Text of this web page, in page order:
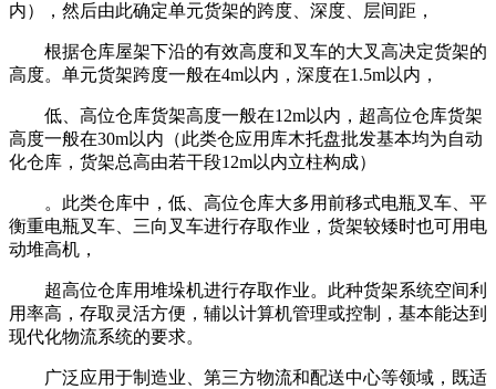
内），然后由此确定单元货架的跨度、深度、层间距，
根据仓库屋架下沿的有效高度和叉车的大叉高决定货架的
高度。单元货架跨度一般在4m以内，深度在1.5m以内，
低、高位仓库货架高度一般在12m以内，超高位仓库货架
高度一般在30m以内（此类仓应用库木托盘批发基本均为自动
化仓库，货架总高由若干段12m以内立柱构成）
。此类仓库中，低、高位仓库大多用前移式电瓶叉车、平
衡重电瓶叉车、三向叉车进行存取作业，货架较矮时也可用电
动堆高机，
超高位仓库用堆垛机进行存取作业。此种货架系统空间利
用率高，存取灵活方便，辅以计算机管理或控制，基本能达到
现代化物流系统的要求。
广泛应用于制造业、第三方物流和配送中心等领域，既适